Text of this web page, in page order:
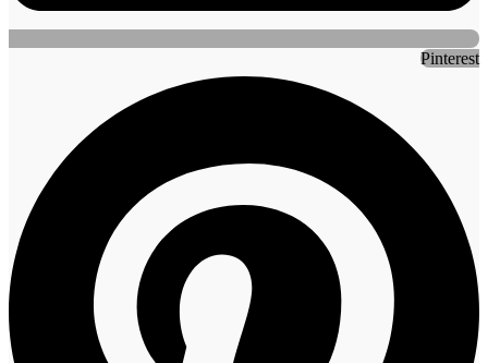
Pinterest